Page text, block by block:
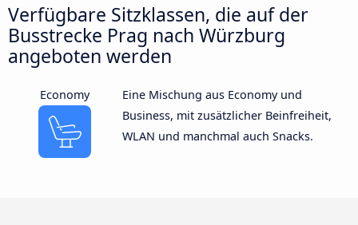
Verfügbare Sitzklassen, die auf der
Busstrecke Prag nach Würzburg
angeboten werden
Economy
Eine Mischung aus Economy und
Business, mit zusätzlicher Beinfreiheit,
WLAN und manchmal auch Snacks.